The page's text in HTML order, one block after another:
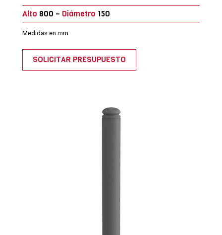
Alto 800 – Diámetro 150
Medidas en mm
SOLICITAR PRESUPUESTO